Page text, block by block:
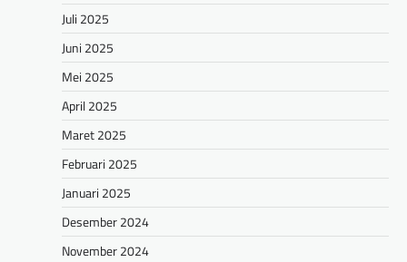
Juli 2025
Juni 2025
Mei 2025
April 2025
Maret 2025
Februari 2025
Januari 2025
Desember 2024
November 2024